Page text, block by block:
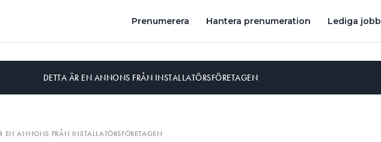
Prenumerera Hantera prenumeration Lediga jobb
DETTA ÄR EN ANNONS FRÅN INSTALLATÖRSFÖRETAGEN
EN ANNONS FRÅN INSTALLATÖRSFÖRETAGEN